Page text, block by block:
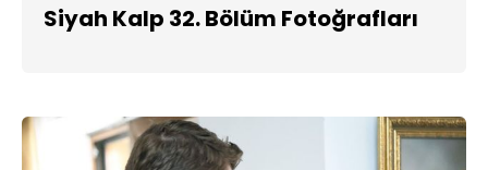
Siyah Kalp 32. Bölüm Fotoğrafları